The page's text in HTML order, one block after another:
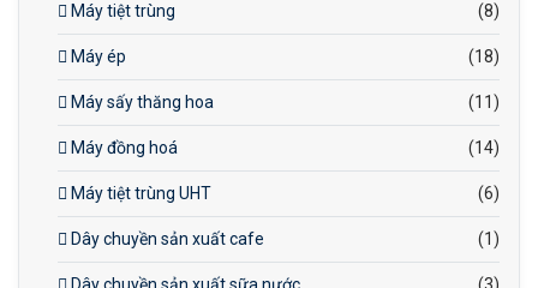
Máy tiệt trùng (8)
Máy ép (18)
Máy sấy thăng hoa (11)
Máy đồng hoá (14)
Máy tiệt trùng UHT (6)
Dây chuyền sản xuất cafe (1)